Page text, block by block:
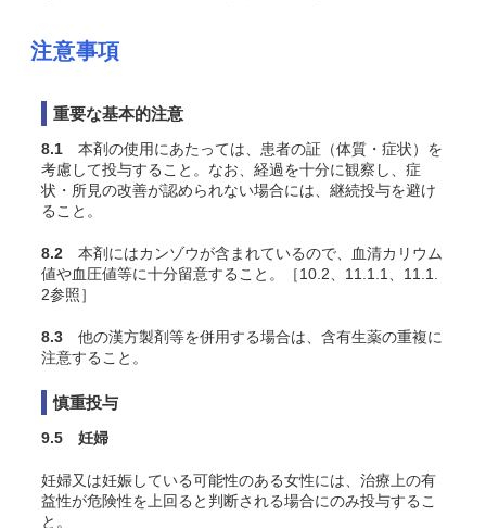
注意事項
重要な基本的注意
8.1 本剤の使用にあたっては、患者の証（体質・症状）を
考慮して投与すること。なお、経過を十分に観察し、症
状・所見の改善が認められない場合には、継続投与を避け
ること。
8.2 本剤にはカンゾウが含まれているので、血清カリウム
値や血圧値等に十分留意すること。［10.2、11.1.1、11.1.
2参照］
8.3 他の漢方製剤等を併用する場合は、含有生薬の重複に
注意すること。
慎重投与
9.5 妊婦
妊婦又は妊娠している可能性のある女性には、治療上の有
益性が危険性を上回ると判断される場合にのみ投与するこ
と。